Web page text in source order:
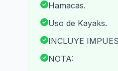
Hamacas.
Uso de Kayaks.
INCLUYE
NOTA: